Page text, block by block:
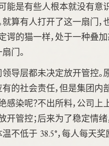
能是有些人根本就没有意
算有人打开了这一扇门，
谔的猫一样，处于一种叠
门。
导层都未决定放开管控。
的社会责任，但是集团内
感染呢？不出所料，公司
管控；后来为了稳定情
不低于 38.5°，每人每天奖